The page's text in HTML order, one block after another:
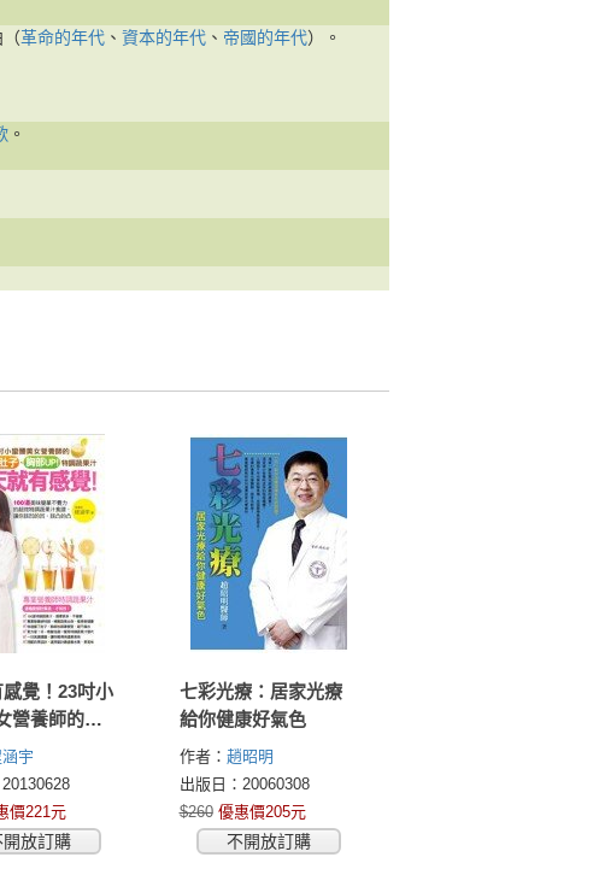
革命的年代、 資本的年代、 帝國的年代）。
。
覺！23吋小
營養師的消
部UP!特調蔬
道美味簡單
超效特調蔬
，讓你該凹
凸的凸
宇
價221元
開放訂購
七彩光療：居家光療
給你健康好氣色
作者： 趙昭明
出版日：20060308
$260 優惠價205元
不開放訂購